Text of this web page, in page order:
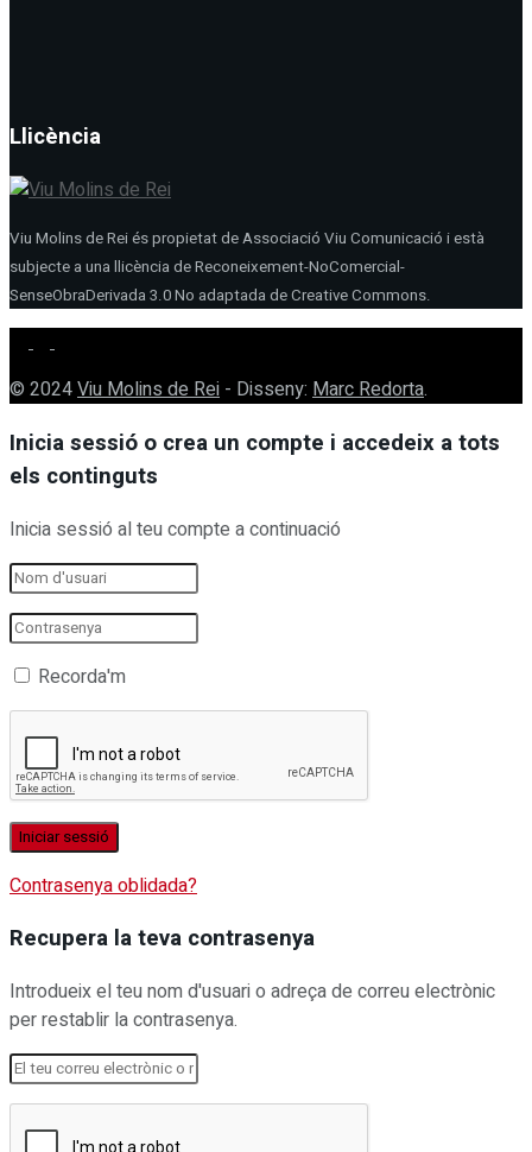
Llicència
Viu Molins de Rei és propietat de Associació Viu Comunicació i està
subjecte a una llicència de Reconeixement-NoComercial-
SenseObraDerivada 3.0 No adaptada de Creative Commons.
© 2024Viu Molins de Rei - Disseny: Marc Redorta.
Inicia sessió o crea un compte i accedeix a tots
els continguts
Inicia sessió al teu compte a continuació
Recorda'm
Contrasenya oblidada?
Recupera la teva contrasenya
Introdueix el teu nom d'usuari o adreça de correu electrònic
per restablir la contrasenya.